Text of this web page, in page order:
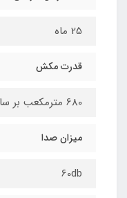
25 ماه
قدرت مکش
680 مترمکعب بر ساعت
میزان صدا
60db